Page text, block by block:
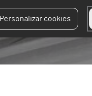
Personalizar cookies